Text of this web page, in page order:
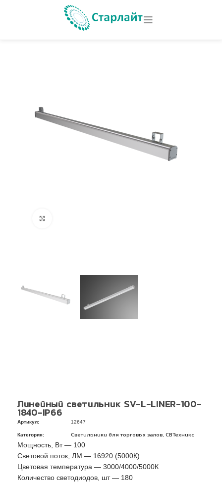
Линейный светильник SV-L-LINER-100-
1840-IP66
Артикул: 12647
Категория: Светильники для торговых залов СВТехникс
Мощность, Вт — 100
Световой поток, ЛМ — 16920 (5000К)
Цветовая температура — 3000/4000/5000К
Количество светодиодов, шт — 180